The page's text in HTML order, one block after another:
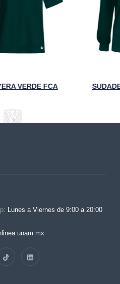
VERDE FCA
Lunes a Viernes de 9:00 a 20:00